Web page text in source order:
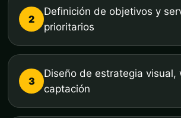
2
Definición de objetivos y
prioritarios
3
Diseño de estrategia visual,
captación